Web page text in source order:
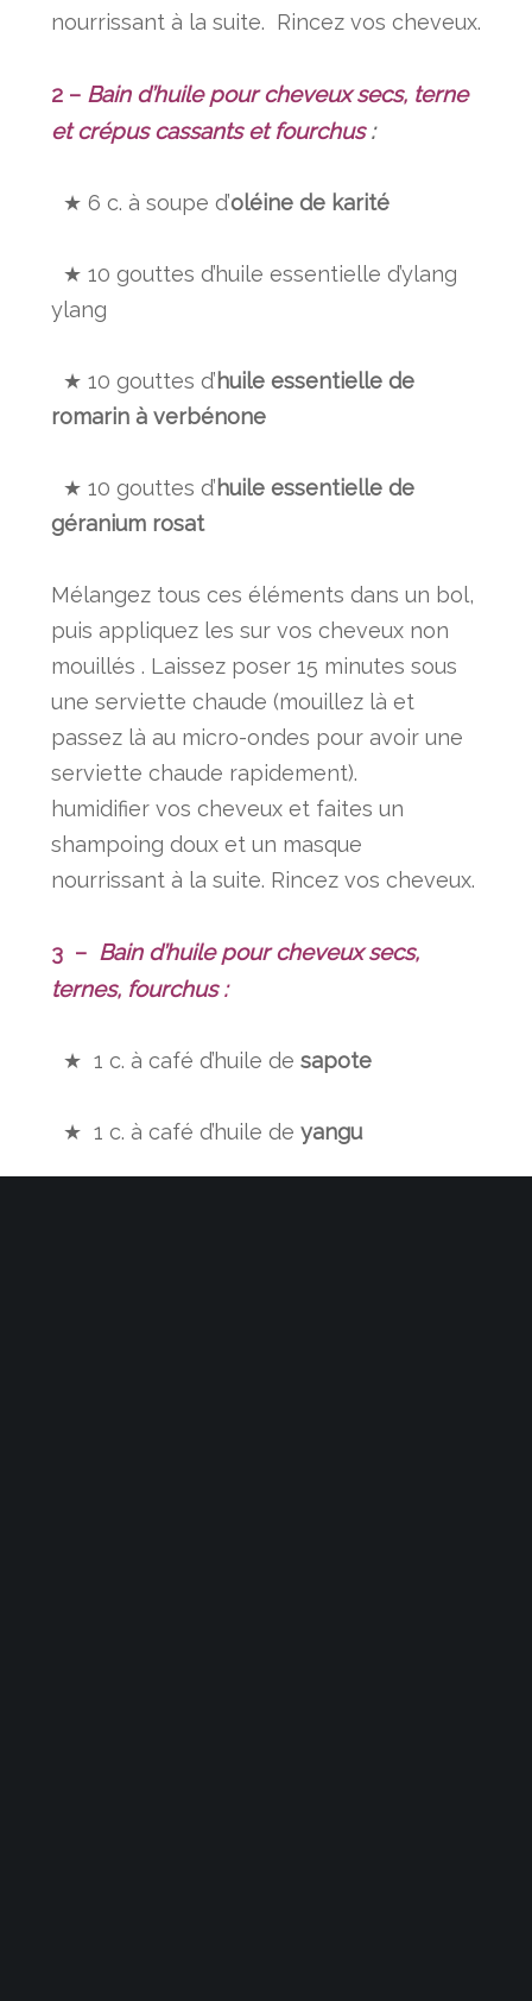
nourrissant à la suite. Rincez vos cheveux.
2 – Bain d’huile pour cheveux secs, terne
et crépus cassants et fourchus:
★ 6 c. à soupe d’oléine de karité
★ 10 gouttes d’huile essentielle d’ylang
ylang
★ 10 gouttes d’huile essentielle de
romarin à verbénone
★ 10 gouttes d’huile essentielle de
géranium rosat
Mélangez tous ces éléments dans un bol,
puis appliquez les sur vos cheveux non
mouillés . Laissez poser 15 minutes sous
une serviette chaude (mouillez là et
passez là au micro-ondes pour avoir une
serviette chaude rapidement).
humidifier vos cheveux et faites un
shampoing doux et un masque
nourrissant à la suite. Rincez vos cheveux.
3 – Bain d’huile pour cheveux secs,
ternes, fourchus :
★ 1 c. à café d’huile de sapote
★ 1 c. à café d’huile de yangu